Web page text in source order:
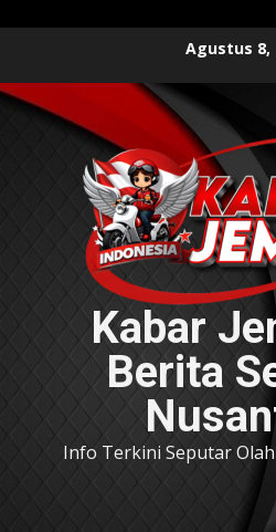
content
Agustus 8,
Kabar
Berita
Info Terkini Seputar